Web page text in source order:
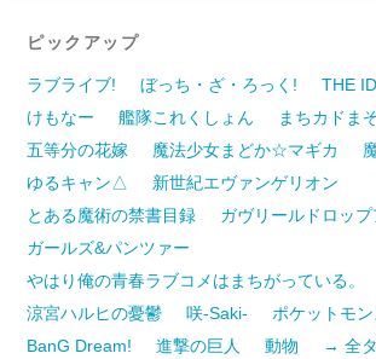
ピックアップ
ラブライブ! ぼっち・ざ・ろっく!
THE
けもなー
艦隊これくしょん
まちカドま
五等分の花嫁
魔法少女まどか☆マギカ
ゆるキャン△
新世紀エヴァンゲリオン
とある魔術の禁書目録
ガヴリールドロップ
ガールズ&パンツァー
やはり俺の青春ラブコメはまちがっている。
涼宮ハルヒの憂鬱
咲-Saki-
ポケットモ
BanG Dream!
進撃の巨人 動物 → 全